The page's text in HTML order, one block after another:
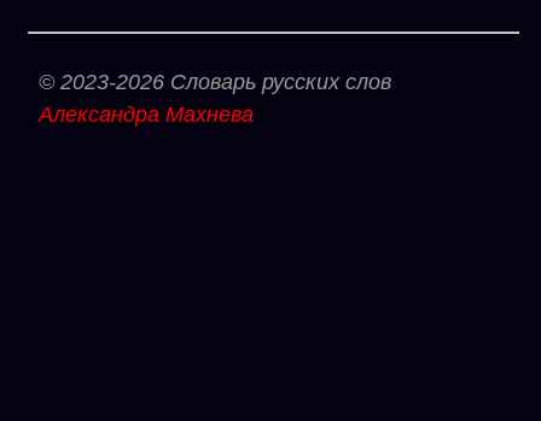
© 2023-2026 Словарь русских слов
Александра Махнева